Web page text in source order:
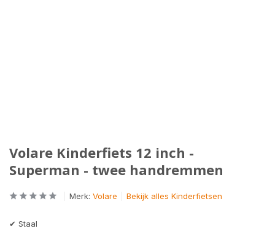
Volare Kinderfiets 12 inch -
Superman - twee handremmen
Merk: Volare Bekijk alles Kinderfietsen
✔ Staal